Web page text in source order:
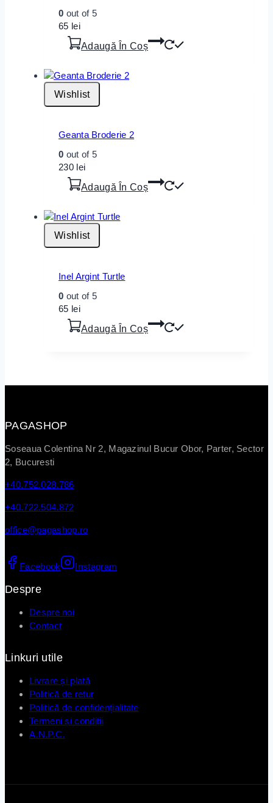
0 out of 5
65 lei
Adaugă În Coș
Wishlist
Geanta Broderie 2
0 out of 5
230 lei
Adaugă În Coș
Wishlist
Inel Argint Turtle
0 out of 5
65 lei
Adaugă În Coș
PAGASHOP
Soseaua Colentina Nr 2, Magazinul Bucur Obor, Parter, Sector
2, Bucuresti
+40.752.028.786
+40.722.504.872
office@pagashop.ro
Facebook Instagram
Despre
Despre noi
Contact
Linkuri utile
Livrare și plată
Politică de retur
Politică de confidențialitate
Termeni și condiții
A.N.P.C.